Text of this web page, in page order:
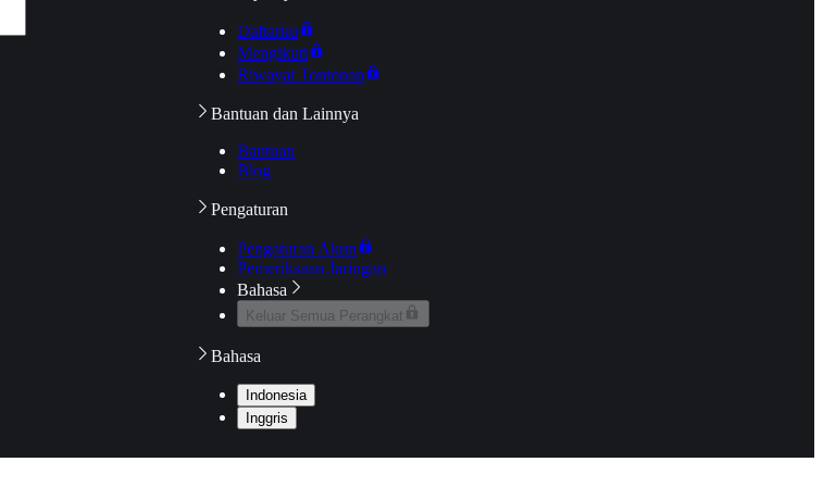
Daftarku
Mengikuti
Riwayat Tontonan
Bantuan dan Lainnya
Bantuan
Blog
Pengaturan
Pengaturan Akun
Pemeriksaan Jaringan
Bahasa
Keluar Semua Perangkat
Bahasa
Indonesia
Inggris